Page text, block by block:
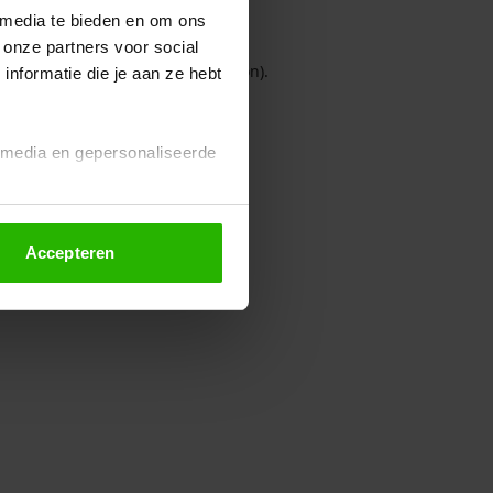
te bieden en om ons
partners voor social
die je aan ze hebt
en gepersonaliseerde
altijd wijzigen of
Accepteren
console for more information).